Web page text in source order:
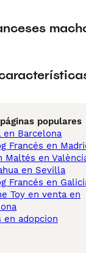
populares
en Barcelona
Francés en
Maltés en
en Sevilla
Francés en
Toy en venta en
en adopcion